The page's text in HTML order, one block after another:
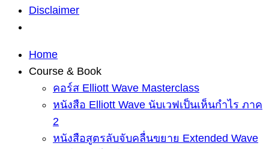
Disclaimer
Home
Course & Book
คอร์ส Elliott Wave Masterclass
หนังสือ Elliott Wave นับเวฟเป็นเห็นกำไร ภาค
2
หนังสือสูตรลับจับคลื่นขยาย Extended Wave